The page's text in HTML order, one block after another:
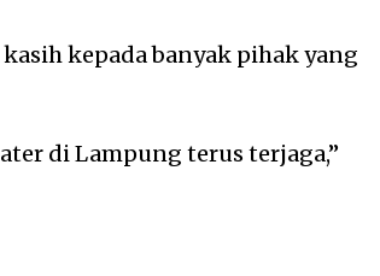
kepada banyak pihak yang
di Lampung terus terjaga,”